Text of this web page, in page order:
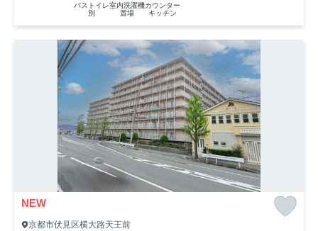
バストイレ
別
室内洗濯機
置場
カウンター
キッチン
NEW
京都市伏見区横大路天王前